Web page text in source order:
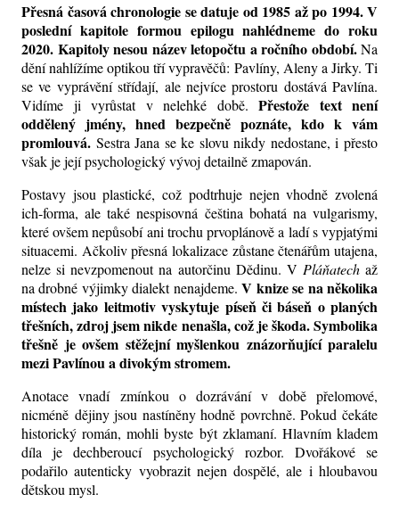
Přesná časová chronologie se datuje od 1985 až po 1994. V
poslední kapitole formou epilogu nahlédneme do roku
2020. Kapitoly nesou název letopočtu a ročního období.Na
dění nahlížíme optikou tří vypravěčů: Pavlíny, Aleny a Jirky. Ti
se ve vyprávění střídají, ale nejvíce prostoru dostává Pavlína.
Vidíme ji vyrůstat v nelehké době. Přestože text není
oddělený jmény, hned bezpečně poznáte, kdo k vám
promlouvá. Sestra Jana se ke slovu nikdy nedostane, i přesto
však je její psychologický vývoj detailně zmapován.
Postavy jsou plastické, což podtrhuje nejen vhodně zvolená
ich-forma, ale také nespisovná čeština bohatá na vulgarismy,
kteréovšemnepůsobí ani trochu prvoplánově a ladí s vypjatými
situacemi. Ačkoliv přesná lokalizace zůstane čtenářům utajena,
nelze si nevzpomenout na autorčinu Dědinu. V Pláňatechaž
na drobné výjimky dialekt nenajdeme.V knize se na několika
místech jako leitmotiv vyskytuje píseň či báseň o planých
třešních, zdroj jsem nikde nenašla, což je škoda. Symbolika
třešně je ovšem stěžejní myšlenkou znázorňující paralelu
mezi Pavlínou a divokým stromem.
Anotace vnadí zmínkou o dozrávání v době přelomové,
nicméně dějiny jsou nastíněny hodně povrchně. Pokud čekáte
historický román, mohli byste být zklamaní. Hlavním kladem
díla je dechberoucí psychologický rozbor. Dvořákové se
podařilo autenticky vyobrazit nejen dospělé, ale i hloubavou
dětskou mysl.